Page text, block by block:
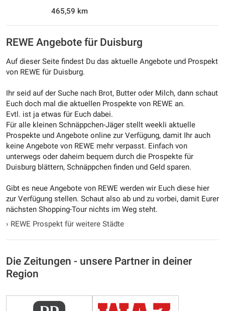
465,59 km
REWE Angebote für Duisburg
Auf dieser Seite findest Du das aktuelle Angebote und Prospekt
von REWE für Duisburg.
Ihr seid auf der Suche nach Brot, Butter oder Milch, dann schaut
Euch doch mal die aktuellen Prospekte von REWE an.
Evtl. ist ja etwas für Euch dabei.
Für alle kleinen Schnäppchen-Jäger stellt weekli aktuelle
Prospekte und Angebote online zur Verfügung, damit Ihr auch
keine Angebote von REWE mehr verpasst. Einfach von
unterwegs oder daheim bequem durch die Prospekte für
Duisburg blättern, Schnäppchen finden und Geld sparen.
Gibt es neue Angebote von REWE werden wir Euch diese hier
zur Verfügung stellen. Schaut also ab und zu vorbei, damit Eurer
nächsten Shopping-Tour nichts im Weg steht.
› REWE Prospekt für weitere Städte
Die Zeitungen - unsere Partner in deiner
Region